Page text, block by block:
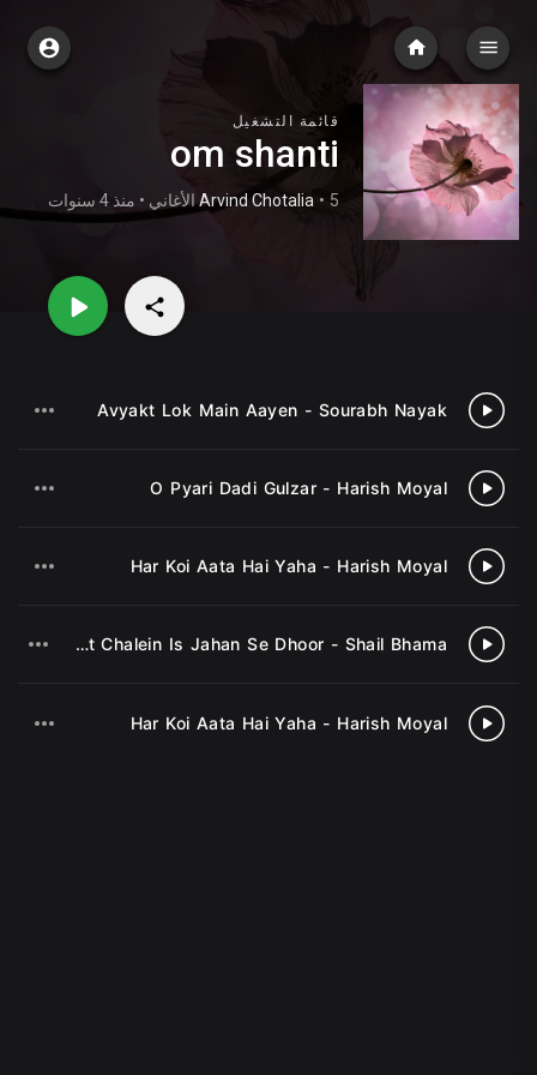
قائمة التشغيل
om shanti
Arvind Chotalia • 5 الأغاني • منذ 4 سنوات
1
Avyakt Lok Main Aayen - Sourabh Nayak
2
O Pyari Dadi Gulzar - Harish Moyal
3
Har Koi Aata Hai Yaha - Harish Moyal
4
Ab Laut Chalein Is Jahan Se Dhoor - Shail Bhama
5
Har Koi Aata Hai Yaha - Harish Moyal